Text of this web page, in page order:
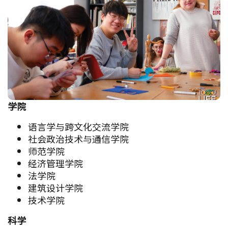
学院
语言学与跨文化交流学院
社会政治技术与通信学院
师范学院
经济管理学院
法学院
建筑设计学院
技术学院
科学